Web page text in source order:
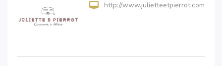
http://www.julietteetpierrot.com